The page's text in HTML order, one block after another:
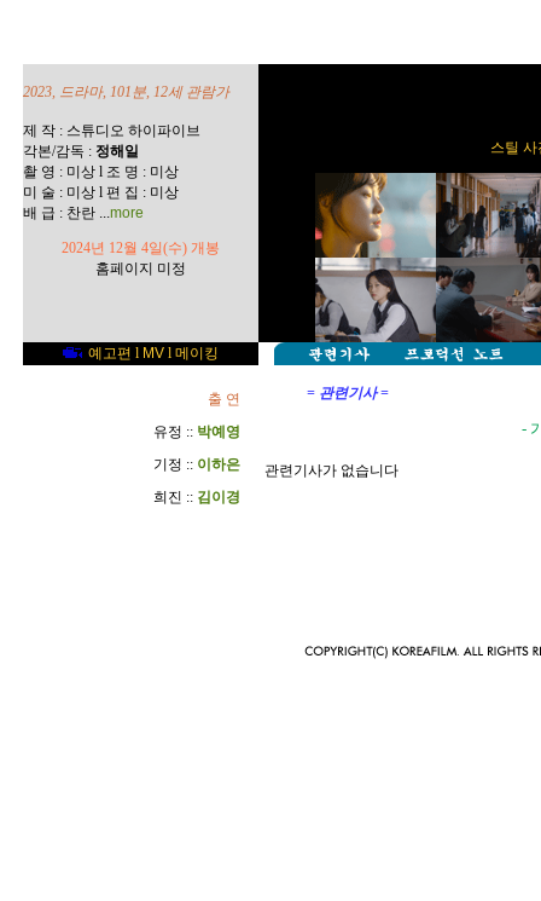
2023, 드라마, 101분, 12세 관람가
제 작 : 스튜디오 하이파이브
각본/감독 : 정해일
촬 영 : 미상 l 조 명 : 미상
미 술 : 미상 l 편 집 : 미상
배 급 : 찬란 ...more
2024년 12월 4일(수) 개봉
홈페이지 미정
스틸
예고편 l MV l 메이킹
출 연
유정 :: 박예영
기정 :: 이하은
희진 :: 김이경
= 관련기사 =
-
관련기사가 없습니다